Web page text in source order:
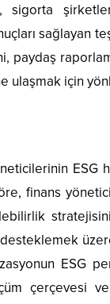
sigorta
sağlayan
paydaş
ulaşmak için
finans
ESG
çerçevesi